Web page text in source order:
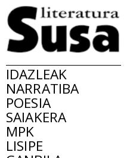
IDAZLEAK
NARRATIBA
POESIA
SAIAKERA
MPK
LISIPE